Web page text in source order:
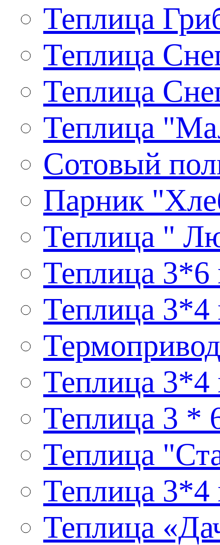
Теплица
Теплица
Теплица
Теплица
Сотовый
Парник
Теплица "
Теплица 3*6
Теплица 3*4
Теплица
Теплица 3 *
Теплица
Теплица 3*4
Теплица